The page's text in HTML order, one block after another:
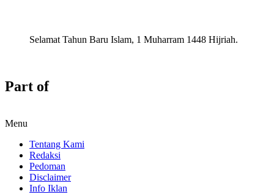
Selamat Tahun Baru Islam, 1 Muharram 1448 Hijriah.
Part of
Menu
Tentang Kami
Redaksi
Pedoman
Disclaimer
Info Iklan